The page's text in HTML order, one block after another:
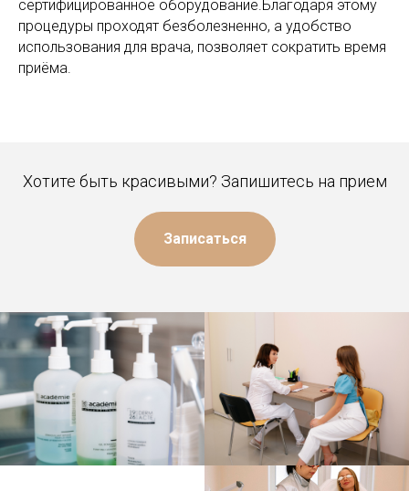
сертифицированное оборудование.Благодаря этому
процедуры проходят безболезненно, а удобство
использования для врача, позволяет сократить время
приёма.
Хотите быть красивыми? Запишитесь на прием
Записаться